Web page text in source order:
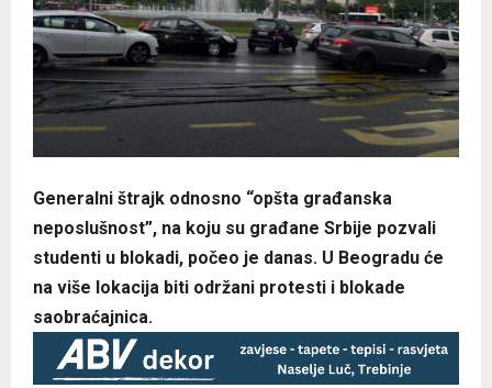
Generalni štrajk odnosno “opšta građanska
neposlušnost”, na koju su građane Srbije pozvali
studenti u blokadi, počeo je danas. U Beogradu će
na više lokacija biti održani protesti i blokade
saobraćajnica.